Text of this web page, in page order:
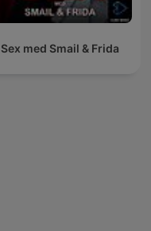
Sex med Smail & Frida